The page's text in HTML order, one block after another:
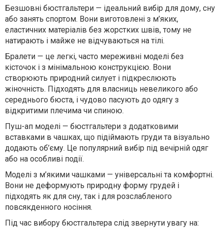
Безшовні бюстгальтери — ідеальний вибір для дому, сну
або занять спортом. Вони виготовлені з м’яких,
еластичних матеріалів без жорстких швів, тому не
натирають і майже не відчуваються на тілі.
Бралети — це легкі, часто мереживні моделі без
кісточок і з мінімальною конструкцією. Вони
створюють природний силует і підкреслюють
жіночність. Підходять для власниць невеликого або
середнього бюста, і чудово пасують до одягу з
відкритими плечима чи спиною.
Пуш-ап моделі — бюстгальтери з додатковими
вставками в чашках, що підіймають груди та візуально
додають об’єму. Це популярний вибір під вечірній одяг
або на особливі події.
Моделі з м’якими чашками — універсальні та комфортні.
Вони не деформують природну форму грудей і
підходять як для сну, так і для розслабленого
повсякденного носіння.
Під час вибору бюстгальтера слід звернути увагу на: